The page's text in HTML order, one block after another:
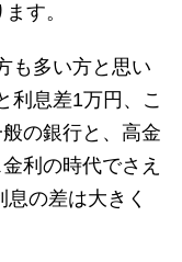
す。
も多い方と思い
利息差1万円、こ
の銀行と、高金
利の時代でさえ
の差は大きく